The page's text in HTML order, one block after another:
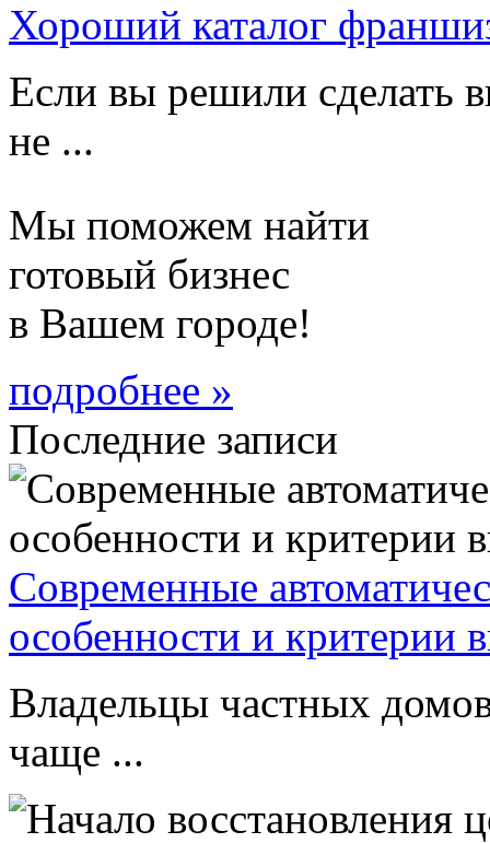
Хороший каталог
Если вы решили сделать
не ...
Мы поможем найти
готовый бизнес
в Вашем городе!
подробнее »
Последние записи
Современные
особенности и критерии
Владельцы частных
чаще ...